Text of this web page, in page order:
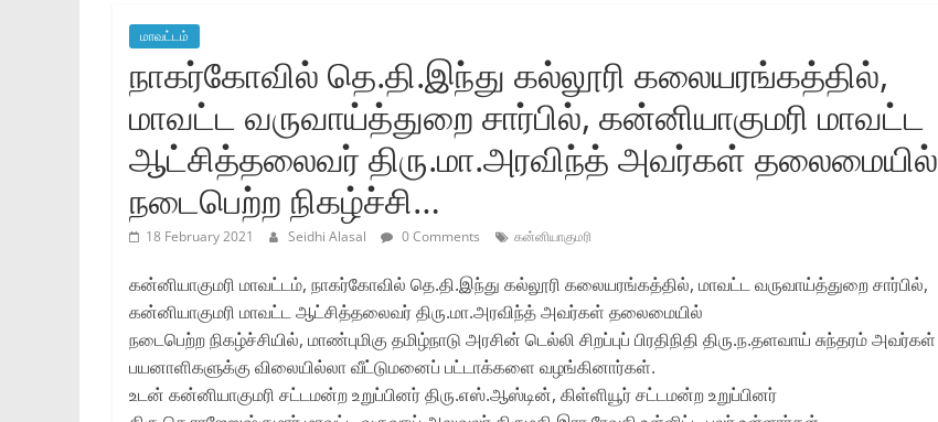
Tamil
NewsPaper
மாவட்டம்
நாகர்கோவில்‌ தெ.தி.இந்து கல்லூரி கலையரங்கத்தில்‌,
மாவட்ட வருவாய்த்துறை சார்பில்‌, கன்னியாகுமரி மாவட்ட
ஆட்சித்தலைவர்‌ திரு.மா.அரவிந்த்‌ அவர்கள்‌ தலைமையில்‌
நடைபெற்ற நிகழ்ச்சி…
18 February 2021 Seidhi Alasal 0 Comments கன்னியாகுமரி
கன்னியாகுமரி மாவட்டம்‌, நாகர்கோவில்‌ தெ.தி.இந்து கல்லூரி கலையரங்கத்தில்‌, மாவட்ட வருவாய்த்துறை சார்பில்‌,
கன்னியாகுமரி மாவட்ட ஆட்சித்தலைவர்‌ திரு.மா.அரவிந்த்‌ அவர்கள்‌ தலைமையில்‌
நடைபெற்ற நிகழ்ச்சியில்‌, மாண்புமிகு தமிழ்நாடு அரசின்‌ டெல்லி சிறப்புப்‌ பிரதிநிதி திரு.ந.தளவாய்‌ சுந்தரம்‌ அவர்கள்‌
பயனாளிகளுக்கு விலையில்லா வீட்டுமனைப்‌ பட்டாக்களை வழங்கினார்கள்‌.
உடன்‌ கன்னியாகுமரி சட்டமன்ற உறுப்பினர்‌ திரு.எஸ்‌.ஆஸ்டின்‌, கிள்ளியூர்‌ சட்டமன்ற உறுப்பினர்‌